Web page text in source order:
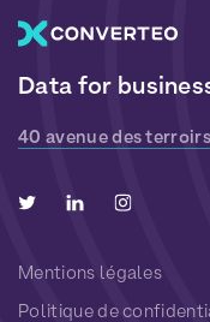
Data for
40 avenue des
Mentions légales
Politique de